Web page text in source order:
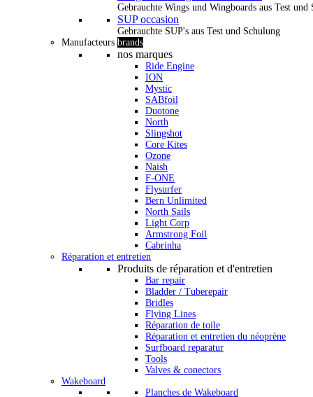
Gebrauchte Wings und Wingboards aus Test und
SUP occasion
Gebrauchte SUP's aus Test und Schulung
Manufacteurs brands
nos marques
Ride Engine
ION
Mystic
SABfoil
Duotone
North
Slingshot
Core Kites
Ozone
Naish
F-ONE
Flysurfer
Bern Unlimited
North Sails
Light Corp
Armstrong Foil
Cabrinha
Réparation et entretien
Produits de réparation et d'entretien
Bar repair
Bladder / Tuberepair
Bridles
Flying Lines
Réparation de toile
Réparation et entretien du néoprène
Surfboard reparatur
Tools
Valves & conectors
Wakeboard
Planches de Wakeboard